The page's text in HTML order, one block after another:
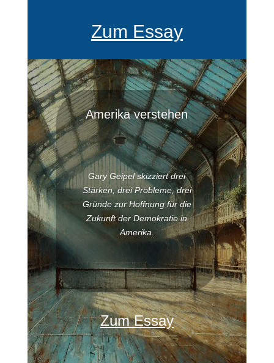
Zum Essay
Amerika verstehen
Gary Geipel skizziert drei
Stärken, drei Probleme, drei
Gründe zur Hoffnung für die
Zukunft der Demokratie in
Amerika.
Zum Essay